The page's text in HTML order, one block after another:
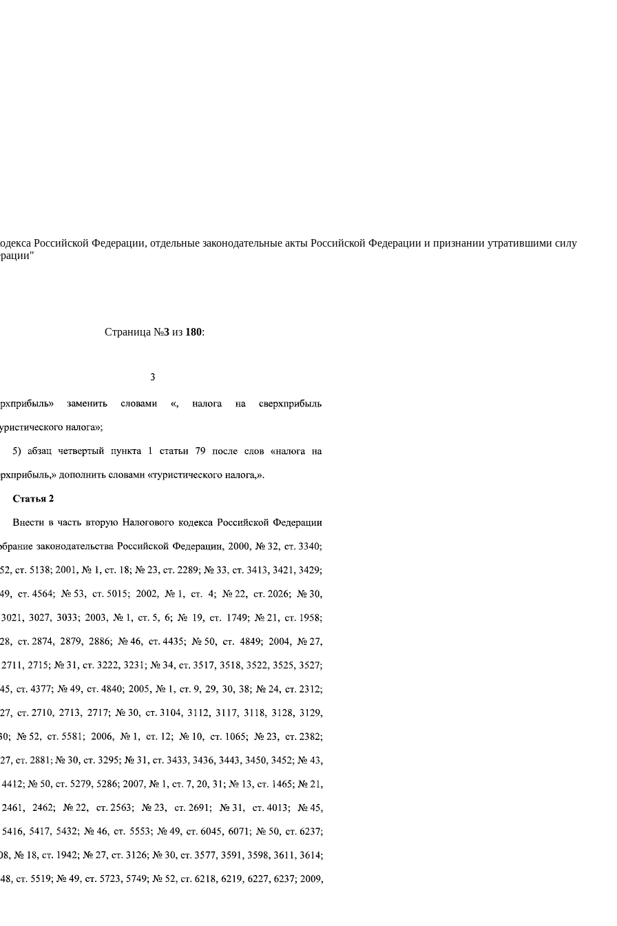
Российской Федерации, отдельные законодательные акты Российской Федерации и признании утратившими силу
Страница №3из 180: